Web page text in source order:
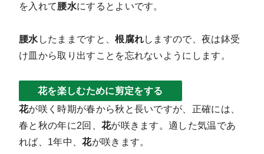
を入れて腰水にするとよいです。
腰水 したままですと、根腐れしますので、夜は鉢受
け皿から取り出すことを忘れないようにします。
花を楽しむために剪定をする
花が咲く時期が春から秋と長いですが、正確には、
春と秋の年に2回、 花が咲きます。適した気温であ
れば、1年中、花が咲きます。